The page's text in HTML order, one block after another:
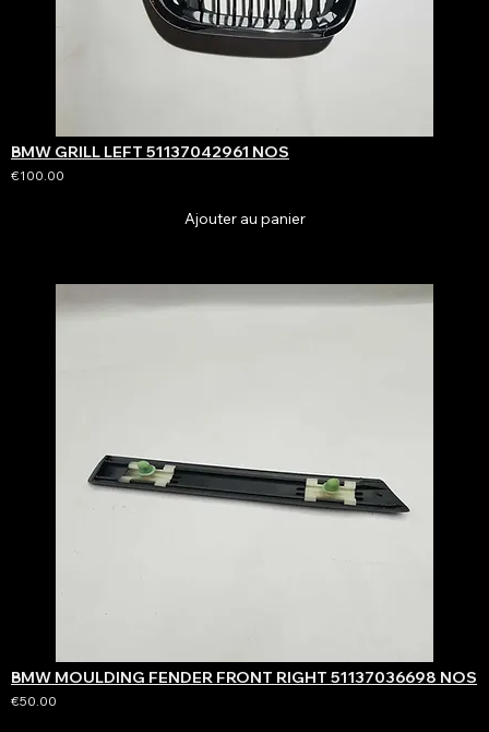
BMW GRILL LEFT 51137042961 NOS
€100.00
Ajouter au panier
BMW MOULDING FENDER FRONT RIGHT 51137036698 NOS
€50.00